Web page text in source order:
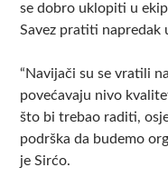
se dobro uklopiti u
Savez pratiti napredak
“Navijači su se vratili
povećavaju nivo
što bi trebao raditi,
podrška da budemo
je Sirćo.